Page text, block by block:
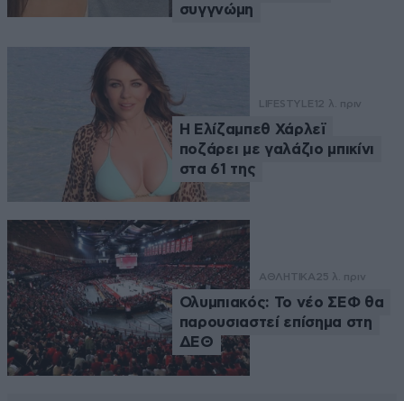
συγγνώμη
LIFESTYLE 12 λ. πριν
Η Ελίζαμπεθ Χάρλεϊ
ποζάρει με γαλάζιο μπικίνι
στα 61 της
ΑΘΛΗΤΙΚΑ25 λ. πριν
Ολυμπιακός: Το νέο ΣΕΦ θα
παρουσιαστεί επίσημα στη
ΔΕΘ